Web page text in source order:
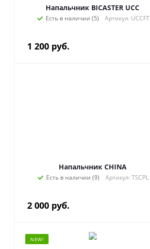
Напальчник BICASTER UCC
Есть в наличии (5) Артикул: UCCFT
1 200 руб.
Напальчник CHINA
Есть в наличии (9) Артикул: TSCPL
2 000 руб.
NEW!